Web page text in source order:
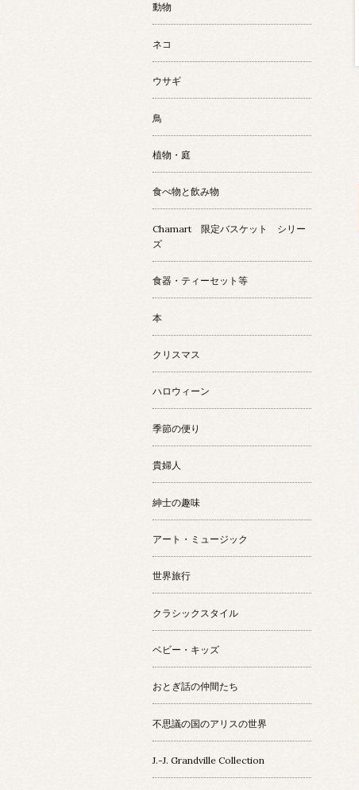
動物
ネコ
ウサギ
鳥
植物・庭
食べ物と飲み物
Chamart 限定バスケット シリー
ズ
食器・ティーセット等
本
クリスマス
ハロウィーン
季節の便り
貴婦人
紳士の趣味
アート・ミュージック
世界旅行
クラシックスタイル
ベビー・キッズ
おとぎ話の仲間たち
不思議の国のアリスの世界
J.-J. Grandville Collection